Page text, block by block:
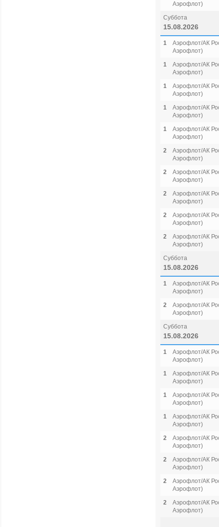
Аэрофлот)
Суббота
15.08.2026
1
Аэрофлот/АК
Аэрофлот)
1
Аэрофлот/АК
Аэрофлот)
1
Аэрофлот/АК
Аэрофлот)
1
Аэрофлот/АК
Аэрофлот)
1
Аэрофлот/АК
Аэрофлот)
2
Аэрофлот/АК
Аэрофлот)
2
Аэрофлот/АК
Аэрофлот)
2
Аэрофлот/АК
Аэрофлот)
2
Аэрофлот/АК
Аэрофлот)
2
Аэрофлот/АК
Аэрофлот)
Суббота
15.08.2026
1
Аэрофлот/АК
Аэрофлот)
2
Аэрофлот/АК
Аэрофлот)
Суббота
15.08.2026
1
Аэрофлот/АК
Аэрофлот)
1
Аэрофлот/АК
Аэрофлот)
1
Аэрофлот/АК
Аэрофлот)
1
Аэрофлот/АК
Аэрофлот)
2
Аэрофлот/АК
Аэрофлот)
2
Аэрофлот/АК
Аэрофлот)
2
Аэрофлот/АК
Аэрофлот)
2
Аэрофлот/АК
Аэрофлот)